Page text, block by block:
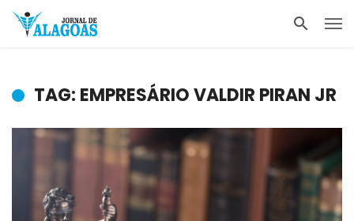
TAG: EMPRESÁRIO VALDIR PIRAN JR